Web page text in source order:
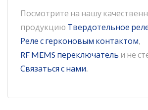
Посмотрите на нашу
продукцию Твердотельное
Реле с герконовым контактом,
RF MEMS переключатель и не
Связаться с нами.